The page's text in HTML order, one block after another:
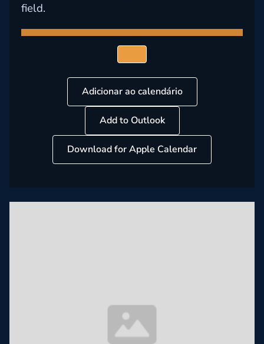
field.
Adicionar ao calendário
Add to Outlook
Download for Apple Calendar